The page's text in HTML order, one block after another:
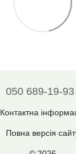
050 689-19-93
Контактна
Повна версія